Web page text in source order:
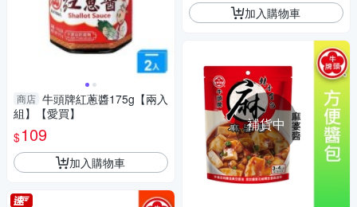
商店 牛頭牌紅蔥醬175g【兩入
組】【愛買】
$109
加入購物車
加入購物車
補貨中